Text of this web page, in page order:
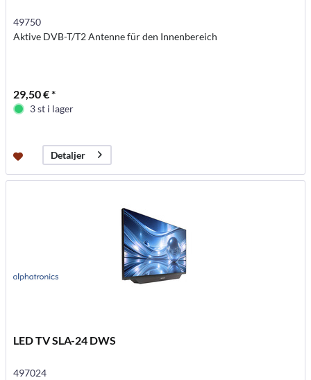
49750
Aktive DVB-T/T2 Antenne für den Innenbereich
29,50 € *
3 st i lager
Detaljer
LED TV SLA-24 DWS
497024